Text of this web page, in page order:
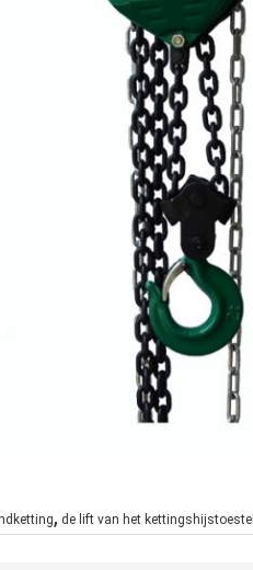
, de lift van het kettingshijstoestel